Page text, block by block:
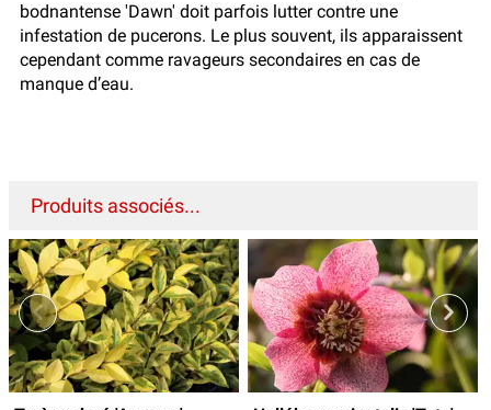
bodnantense 'Dawn' doit parfois lutter contre une
infestation de pucerons. Le plus souvent, ils apparaissent
cependant comme ravageurs secondaires en cas de
manque d’eau.
Produits associés...